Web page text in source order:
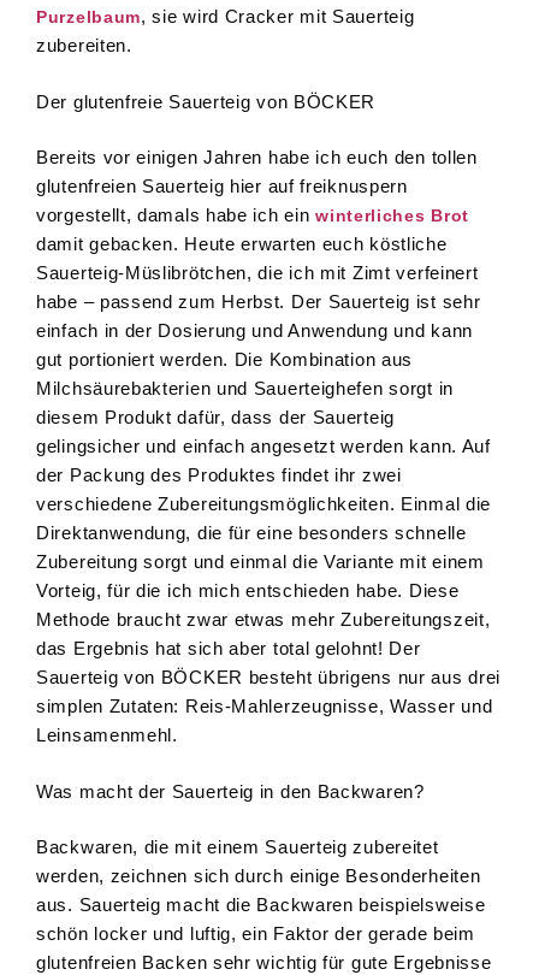
Purzelbaum, sie wird Cracker mit Sauerteig
zubereiten.
Der glutenfreie Sauerteig von BÖCKER
Bereits vor einigen Jahren habe ich euch den tollen
glutenfreien Sauerteig hier auf freiknuspern
vorgestellt, damals habe ich einwinterliches Brot
damit gebacken. Heute erwarten euch köstliche
Sauerteig-Müslibrötchen, die ich mit Zimt verfeinert
habe – passend zum Herbst. Der Sauerteig ist sehr
einfach in der Dosierung und Anwendung und kann
gut portioniert werden. Die Kombination aus
Milchsäurebakterien und Sauerteighefen sorgt in
diesem Produkt dafür, dass der Sauerteig
gelingsicher und einfach angesetzt werden kann. Auf
der Packung des Produktes findet ihr zwei
verschiedene Zubereitungsmöglichkeiten. Einmal die
Direktanwendung, die für eine besonders schnelle
Zubereitung sorgt und einmal die Variante mit einem
Vorteig, für die ich mich entschieden habe. Diese
Methode braucht zwar etwas mehr Zubereitungszeit,
das Ergebnis hat sich aber total gelohnt! Der
Sauerteig von BÖCKER besteht übrigens nur aus drei
simplen Zutaten: Reis-Mahlerzeugnisse, Wasser und
Leinsamenmehl.
Was macht der Sauerteig in den Backwaren?
Backwaren, die mit einem Sauerteig zubereitet
werden, zeichnen sich durch einige Besonderheiten
aus. Sauerteig macht die Backwaren beispielsweise
schön locker und luftig, ein Faktor der gerade beim
glutenfreien Backen sehr wichtig für gute Ergebnisse